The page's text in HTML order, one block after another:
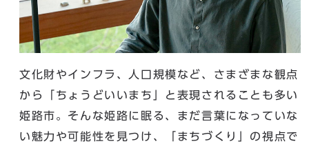
文化財やインフラ、人口規模など、さまざまな観点
から「ちょうどいいまち」と表現されることも多い
姫路市。そんな姫路に眠る、まだ言葉になっていな
い魅力や可能性を見つけ、「まちづくり」の視点で